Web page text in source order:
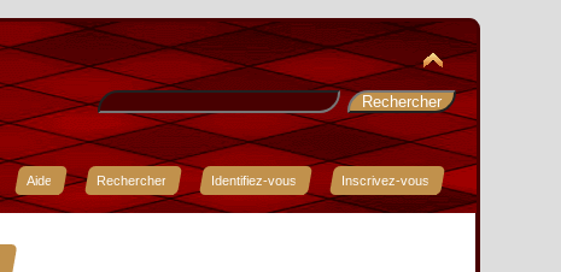
Aide Rechercher Identifiez-vous Inscrivez-vous